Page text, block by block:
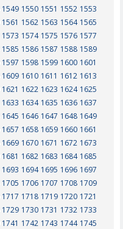
1549 1550 1551 1552 1553
1561 1562 1563 1564 1565
1573 1574 1575 1576 1577
1585 1586 1587 1588 1589
1597 1598 1599 1600 1601
1609 1610 1611 1612 1613
1621 1622 1623 1624 1625
1633 1634 1635 1636 1637
1645 1646 1647 1648 1649
1657 1658 1659 1660 1661
1669 1670 1671 1672 1673
1681 1682 1683 1684 1685
1693 1694 1695 1696 1697
1705 1706 1707 1708 1709
1717 1718 1719 1720 1721
1729 1730 1731 1732 1733
1741 1742 1743 1744 1745